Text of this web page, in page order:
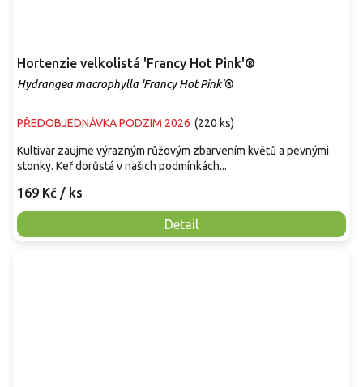
Hortenzie velkolistá 'Francy Hot Pink'®
Hydrangea macrophylla 'Francy Hot Pink'®
PŘEDOBJEDNÁVKA PODZIM 2026 (220 ks)
169 Kč / ks
Detail
Kultivar zaujme výrazným růžovým zbarvením květů a pevnými
stonky. Keř dorůstá v našich podmínkách...